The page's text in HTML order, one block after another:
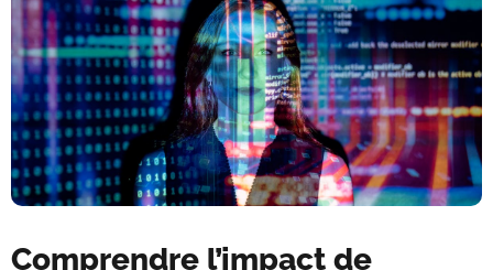
Comprendre l’impact de